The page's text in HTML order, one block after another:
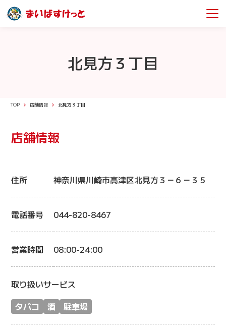
北見方３丁目
TOP 店舗情報 北見方３丁目
店舗情報
住所 神奈川県川崎市高津区北見方３－６－３５
電話番号 044-820-8467
営業時間 08:00-24:00
取り扱いサービス
タバコ
酒 駐車場